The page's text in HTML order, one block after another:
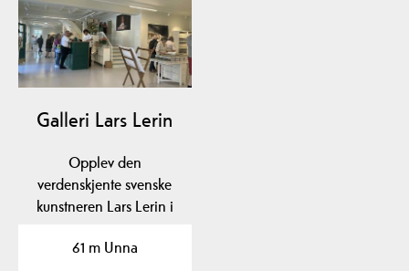
Galleri Lars Lerin
Opplev den
verdenskjente svenske
kunstneren Lars Lerin i
61 m Unna